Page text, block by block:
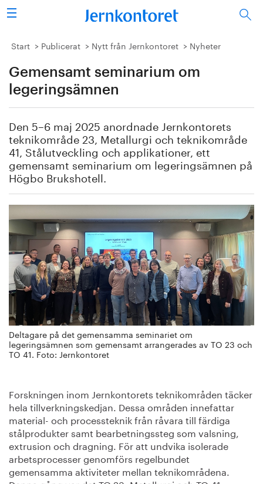
Sök
Stålindustrin
Vision 2050
Energi/miljö
Vi tycker
Publicerat
Bildbank
Om oss
Start Publicerat Nytt från Jernkontoret Nyheter
Gemensamt seminarium om
legeringsämnen
Den 5–6 maj 2025 anordnade Jernkontorets
teknikområde 23, Metallurgi och teknikområde
41, Stålutveckling och applikationer, ett
gemensamt seminarium om legeringsämnen på
Högbo Brukshotell.
Deltagare på det gemensamma seminariet om
legeringsämnen som gemensamt arrangerades av TO 23 och
TO 41. Foto: Jernkontoret
Forskningen inom Jernkontorets teknikområden täcker
hela tillverkningskedjan. Dessa områden innefattar
material- och processteknik från råvara till färdiga
stålprodukter samt bearbetningssteg som valsning,
extrusion och dragning. För att undvika isolerade
arbetsprocesser genomförs regelbundet
gemensamma aktiviteter mellan teknikområdena.